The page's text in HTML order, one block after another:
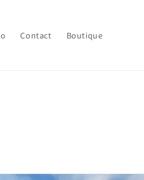
Contact Boutique